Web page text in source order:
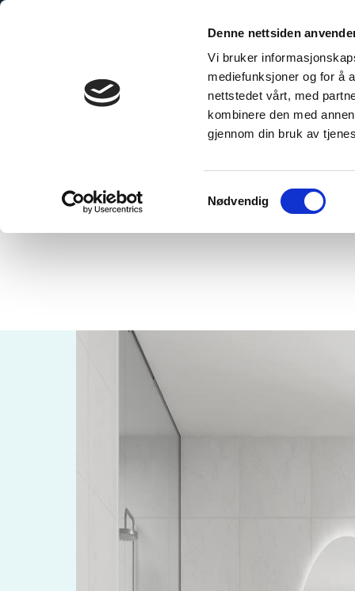
Denne nettsiden
Vi bruker
mediefunksjoner og for å
nettstedet vårt, med
kombinere den med
gjennom din bruk av
Samtykkevalg
Nødvendig
Skip